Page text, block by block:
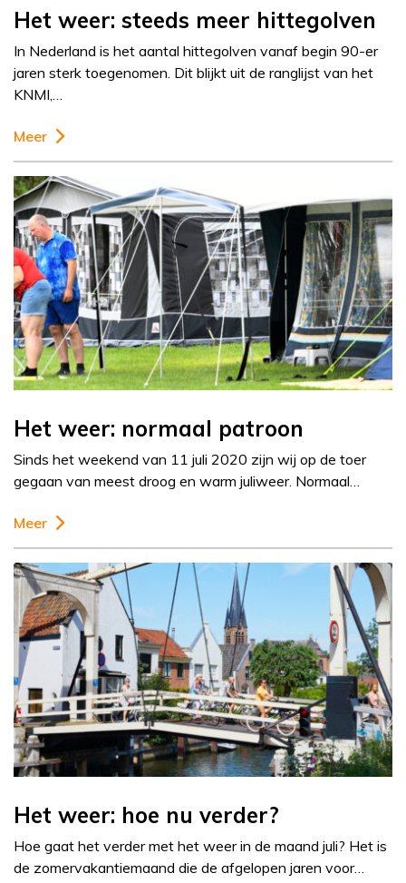
Het weer: steeds meer hittegolven
In Nederland is het aantal hittegolven vanaf begin 90-er
jaren sterk toegenomen. Dit blijkt uit de ranglijst van het
KNMI,…
Meer
Het weer: normaal patroon
Sinds het weekend van 11 juli 2020 zijn wij op de toer
gegaan van meest droog en warm juliweer. Normaal…
Meer
Het weer: hoe nu verder?
Hoe gaat het verder met het weer in de maand juli? Het is
de zomervakantiemaand die de afgelopen jaren voor…